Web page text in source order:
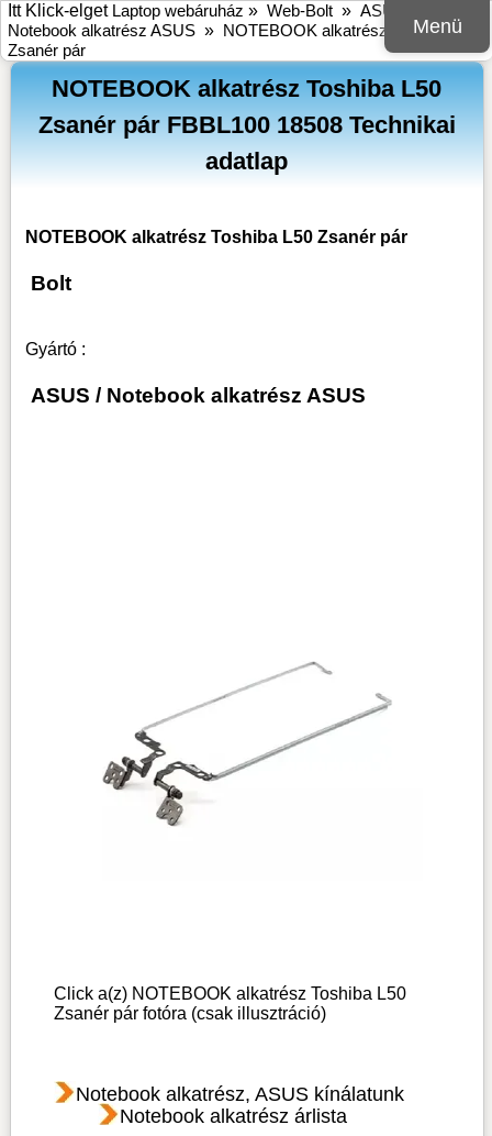
Menü
Itt Klick-elget Laptop webáruház » Web-Bolt » ASUS
Notebook alkatrész ASUS » NOTEBOOK alkatrész Toshiba L50
Zsanér pár
NOTEBOOK alkatrész Toshiba L50
Zsanér pár FBBL100 18508 Technikai
adatlap
NOTEBOOK alkatrész Toshiba L50 Zsanér pár
Bolt
Gyártó :
ASUS / Notebook alkatrész ASUS
Click a(z) NOTEBOOK alkatrész Toshiba L50
Zsanér pár fotóra (csak illusztráció)
Notebook alkatrész, ASUS kínálatunk
Notebook alkatrész árlista